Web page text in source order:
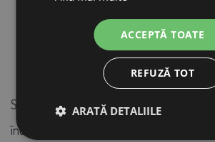
accelerează procesul de creștere
Spre deosebire de căldura produsă de
încălzire din metal, plastic sau ceramică și
ACCEPTĂ TOATE
REFUZĂ TOT
ARATĂ DETALIILE